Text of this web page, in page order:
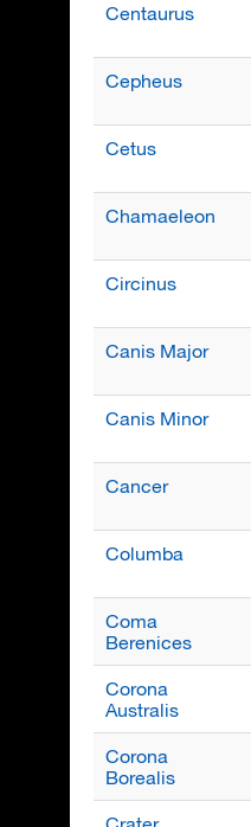
Centaurus
Cepheus
Cetus
Chamaeleon
Circinus
Canis Major
Canis Minor
Cancer
Columba
Coma
Berenices
Corona
Australis
Corona
Borealis